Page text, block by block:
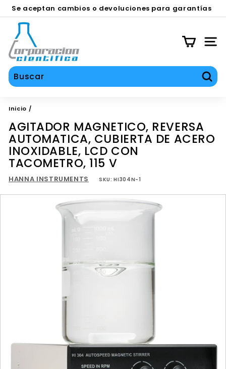
directamente
contenido
diapositivas
SERVICIOS TÉCNICO, CALIBRACIÓN Y REPARACIÓN
Se aceptan cambios o devoluciones para garantías
en equipos contra defecto de fábrica durante los
C
O
C
I
S
Inicio /
AGITADOR MAGNETICO, REVERSA
AUTOMATICA, CUBIERTA DE ACERO
INOXIDABLE, LCD CON
TACOMETRO, 115 V
HANNA INSTRUMENTS SKU:HI304N-1